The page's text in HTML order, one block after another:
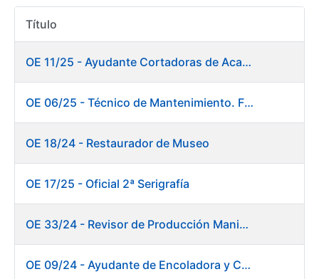
Mostrar/Ocultar
Mostrar/Ocultar
Mostrar/Ocultar
Título
OE 11/25 - Ayudante Cortadoras de Acabados. Fábrica Papel
OE 06/25 - Técnico de Mantenimiento. Fábrica Papel
OE 18/24 - Restaurador de Museo
OE 17/25 - Oficial 2ª Serigrafía
OE 33/24 - Revisor de Producción Manipulado Timbre
OE 09/24 - Ayudante de Encoladora y Calandra Máquina de Papel